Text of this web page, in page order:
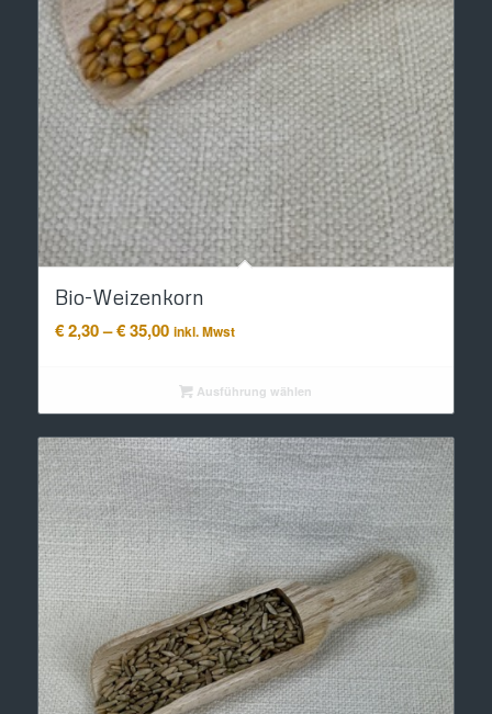
Bio-Weizenkorn
€2,30–€35,00Preisspanne:
€ 35,00
inkl. Mwst
Ausführung wählen